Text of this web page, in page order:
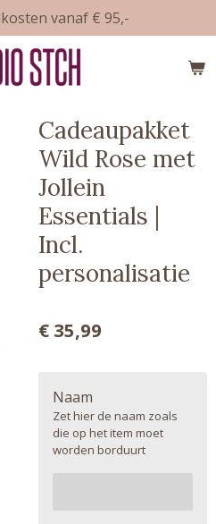
vanaf € 95,-
Cadeaupakket
Wild Rose met
Jollein
Essentials |
Incl.
personalisatie
€ 35,99
Naam
Zet hier de naam zoals
die op het item moet
worden borduurt